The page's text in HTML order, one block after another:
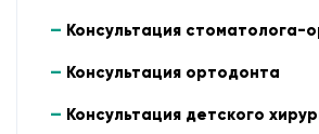
Консультация стоматолога-
Консультация ортодонта
Консультация детского